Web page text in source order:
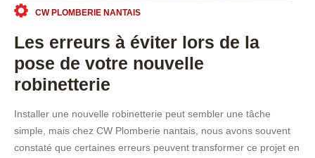
CW PLOMBERIE NANTAIS
Les erreurs à éviter lors de la
pose de votre nouvelle
robinetterie
Installer une nouvelle robinetterie peut sembler une tâche
simple, mais chez CW Plomberie nantais, nous avons souvent
constaté que certaines erreurs peuvent transformer ce projet en